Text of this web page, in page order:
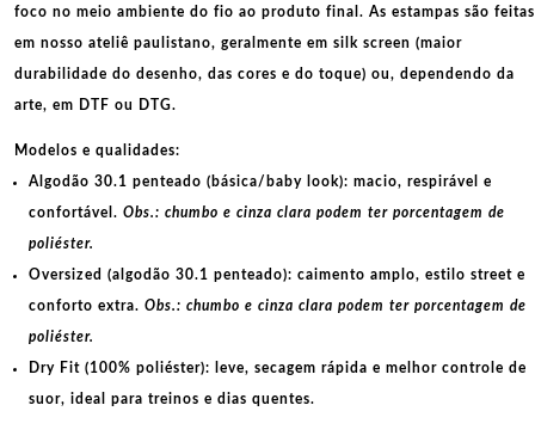
foco no meio ambiente do fio ao produto final. As estampas são feitas
em nosso ateliê paulistano, geralmente em silk screen (maior
durabilidade do desenho, das cores e do toque) ou, dependendo da
arte, em DTF ou DTG.
Modelos e qualidades:
Algodão 30.1 penteado (básica/baby look): macio, respirável e
confortável. Obs.: chumbo e cinza clara podem ter porcentagem de
poliéster.
Oversized (algodão 30.1 penteado): caimento amplo, estilo street e
conforto extra. Obs.: chumbo e cinza clara podem ter porcentagem de
poliéster.
Dry Fit (100% poliéster): leve, secagem rápida e melhor controle de
suor, ideal para treinos e dias quentes.